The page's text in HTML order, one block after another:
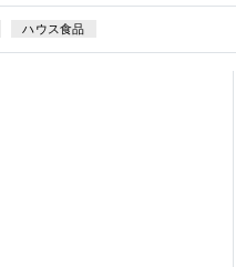
ハウス食品